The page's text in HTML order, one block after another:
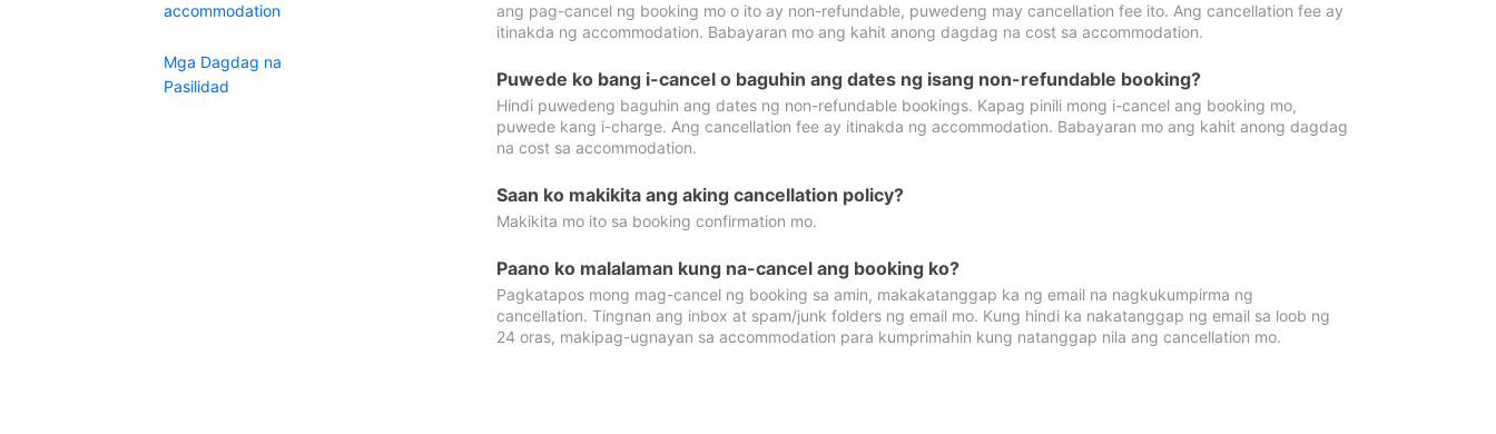
accommodation
Mga Dagdag na
Pasilidad
ang pag-cancel ng booking mo o ito ay non-refundable, puwedeng may cancellation fee ito. Ang cancellation fee ay
itinakda ng accommodation. Babayaran mo ang kahit anong dagdag na cost sa accommodation.
Puwede ko bang i-cancel o baguhin ang dates ng isang non-refundable booking?
Hindi puwedeng baguhin ang dates ng non-refundable bookings. Kapag pinili mong i-cancel ang booking mo,
puwede kang i-charge. Ang cancellation fee ay itinakda ng accommodation. Babayaran mo ang kahit anong dagdag
na cost sa accommodation.
Saan ko makikita ang aking cancellation policy?
Makikita mo ito sa booking confirmation mo.
Paano ko malalaman kung na-cancel ang booking ko?
Pagkatapos mong mag-cancel ng booking sa amin, makakatanggap ka ng email na nagkukumpirma ng
cancellation. Tingnan ang inbox at spam/junk folders ng email mo. Kung hindi ka nakatanggap ng email sa loob ng
24 oras, makipag-ugnayan sa accommodation para kumprimahin kung natanggap nila ang cancellation mo.